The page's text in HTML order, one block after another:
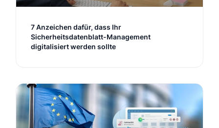
7 Anzeichen dafür, dass Ihr
Sicherheitsdatenblatt-Management
digitalisiert werden sollte